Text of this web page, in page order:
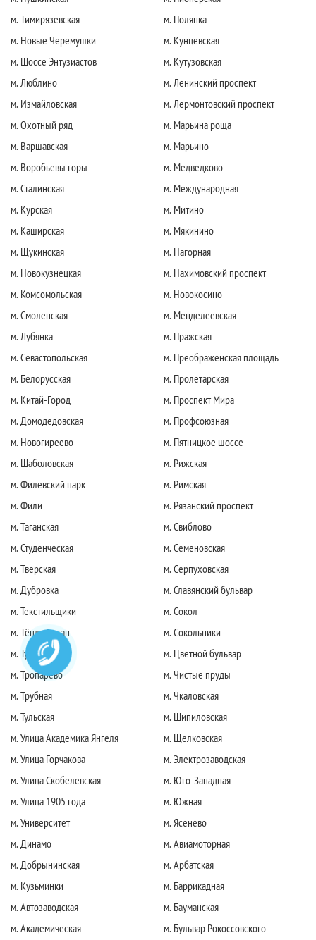
м. Тимирязевская
м. Новые Черемушки
м. Шоссе Энтузиастов
м. Люблино
м. Измайловская
м. Охотный ряд
м. Варшавская
м. Воробьевы горы
м. Сталинская
м. Курская
м. Каширская
м. Щукинская
м. Новокузнецкая
м. Комсомольская
м. Смоленская
м. Лубянка
м. Севастопольская
м. Белорусская
м. Китай-Город
м. Домодедовская
м. Новогиреево
м. Шаболовская
м. Филевский парк
м. Фили
м. Таганская
м. Студенческая
м. Тверская
м. Дубровка
м. Текстильщики
м. Тёплый стан
м. Тушинская
м. Тропарево
м. Трубная
м. Тульская
м. Улица Академика Янгеля
м. Улица Горчакова
м. Улица Скобелевская
м. Улица 1905 года
м. Университет
м. Динамо
м. Добрынинская
м. Кузьминки
м. Автозаводская
м. Академическая
м. Полянка
м. Кунцевская
м. Кутузовская
м. Ленинский проспект
м. Лермонтовский проспект
м. Марьина роща
м. Марьино
м. Медведково
м. Международная
м. Митино
м. Мякинино
м. Нагорная
м. Нахимовский проспект
м. Новокосино
м. Менделеевская
м. Пражская
м. Преображенская площадь
м. Пролетарская
м. Проспект Мира
м. Профсоюзная
м. Пятницкое шоссе
м. Рижская
м. Римская
м. Рязанский проспект
м. Свиблово
м. Семеновская
м. Серпуховская
м. Славянский бульвар
м. Сокол
м. Сокольники
м. Цветной бульвар
м. Чистые пруды
м. Чкаловская
м. Шипиловская
м. Щелковская
м. Электрозаводская
м. Юго-Западная
м. Южная
м. Ясенево
м. Авиамоторная
м. Арбатская
м. Баррикадная
м. Бауманская
м. Бульвар Рокоссовского